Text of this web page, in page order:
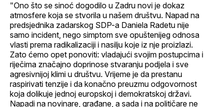
"Ono što se sinoć dogodilo u Zadru novi je dokaz
atmosfere koja se stvorila u našem društvu. Napad na
predsjednika zadarskog SDP-a Daniela Radetu nije
samo incident, nego simptom sve opuštenijeg odnosa
vlasti prema radikalizaciji i nasilju koje iz nje proizlazi.
Zato ćemo opet ponoviti: vladajući svojim postupcima i
riječima značajno doprinose stvaranju podjela i sve
agresivnijoj klimi u društvu. Vrijeme je da prestanu
raspirivati tenzije i da konačno preuzmu odgovornost
koja dolikuje jednoj europskoj i demokratskoj državi.
Napadi na novinare, građane, a sada i na političare ne